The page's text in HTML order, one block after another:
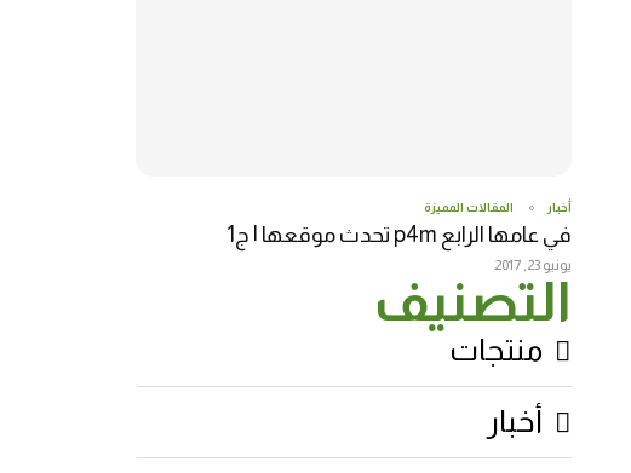
أخبار المقالات المميزة
في عامها الرابع p4m تحدث موقعها | ج1
يونيو 23, 2017
التصنيف
منتجات
أخبار